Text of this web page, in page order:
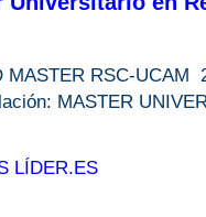
MASTER
MASTER
LÍDER.ES